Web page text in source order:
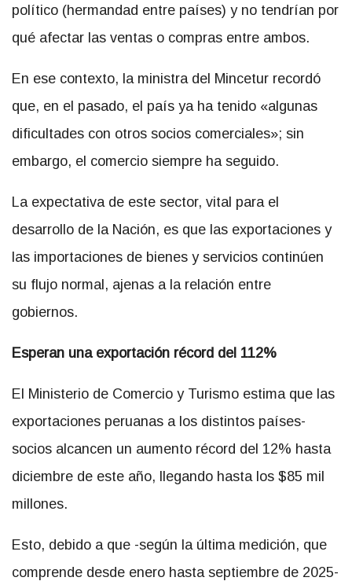
político (hermandad entre países) y no tendrían por
qué afectar las ventas o compras entre ambos.
En ese contexto, la ministra del Mincetur recordó
que, en el pasado, el país ya ha tenido «algunas
dificultades con otros socios comerciales»; sin
embargo, el comercio siempre ha seguido.
La expectativa de este sector, vital para el
desarrollo de la Nación, es que las exportaciones y
las importaciones de bienes y servicios continúen
su flujo normal, ajenas a la relación entre
gobiernos.
Esperan una exportación récord del 112%
El Ministerio de Comercio y Turismo estima que las
exportaciones peruanas a los distintos países-
socios alcancen un aumento récord del 12% hasta
diciembre de este año, llegando hasta los $85 mil
millones.
Esto, debido a que -según la última medición, que
comprende desde enero hasta septiembre de 2025-